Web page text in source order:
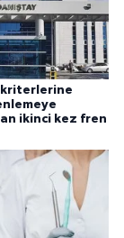
kriterlerine
ikinci kez fren